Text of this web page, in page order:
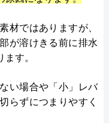
材ではありますが、
が溶けきる前に排水
す。
い場合や「小」レバ
らずにつまりやすく